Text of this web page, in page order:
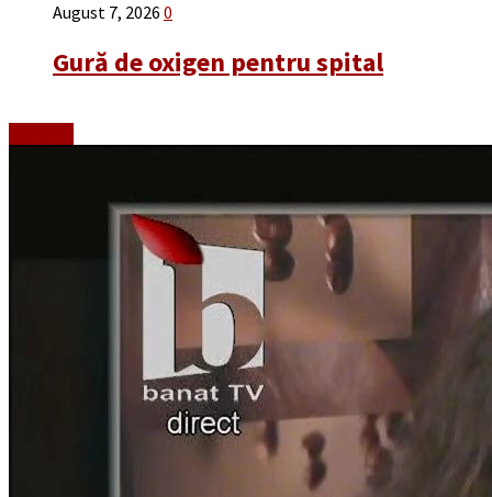
August 7, 2026 0
Gură de oxigen pentru spital